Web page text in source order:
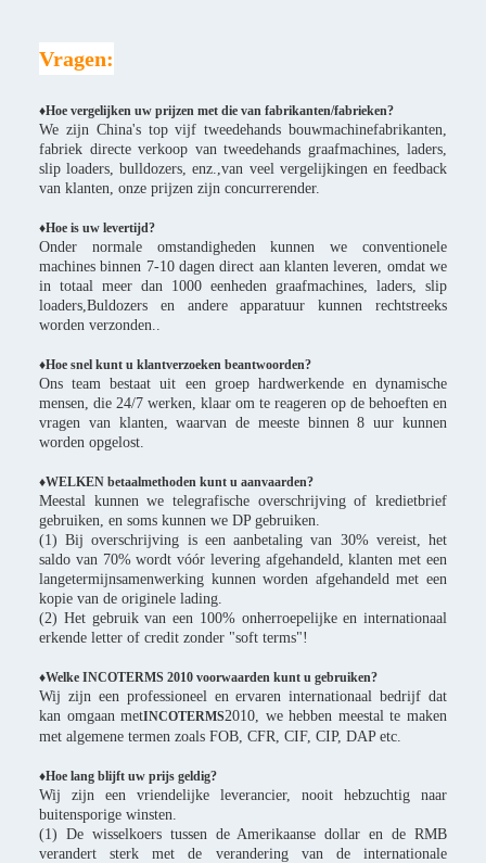
Vragen:
♦Hoe vergelijken uw prijzen met die van fabrikanten/fabrieken?
We zijn China's top vijf tweedehands bouwmachinefabrikanten,
fabriek directe verkoop van tweedehands graafmachines, laders,
slip loaders, bulldozers, enz.,van veel vergelijkingen en feedback
van klanten, onze prijzen zijn concurrerender.
♦Hoe is uw levertijd?
Onder normale omstandigheden kunnen we conventionele
machines binnen 7-10 dagen direct aan klanten leveren, omdat we
in totaal meer dan 1000 eenheden graafmachines, laders, slip
loaders,Buldozers en andere apparatuur kunnen rechtstreeks
worden verzonden..
♦Hoe snel kunt u klantverzoeken beantwoorden?
Ons team bestaat uit een groep hardwerkende en dynamische
mensen, die 24/7 werken, klaar om te reageren op de behoeften en
vragen van klanten, waarvan de meeste binnen 8 uur kunnen
worden opgelost.
♦WELKEN betaalmethoden kunt u aanvaarden?
Meestal kunnen we telegrafische overschrijving of kredietbrief
gebruiken, en soms kunnen we DP gebruiken.
(1) Bij overschrijving is een aanbetaling van 30% vereist, het
saldo van 70% wordt vóór levering afgehandeld, klanten met een
langetermijnsamenwerking kunnen worden afgehandeld met een
kopie van de originele lading.
(2) Het gebruik van een 100% onherroepelijke en internationaal
erkende letter of credit zonder "soft terms"!
♦Welke INCOTERMS 2010 voorwaarden kunt u gebruiken?
Wij zijn een professioneel en ervaren internationaal bedrijf dat
kan omgaan metINCOTERMS2010, we hebben meestal te maken
met algemene termen zoals FOB, CFR, CIF, CIP, DAP etc.
♦Hoe lang blijft uw prijs geldig?
Wij zijn een vriendelijke leverancier, nooit hebzuchtig naar
buitensporige winsten.
(1) De wisselkoers tussen de Amerikaanse dollar en de RMB
verandert sterk met de verandering van de internationale